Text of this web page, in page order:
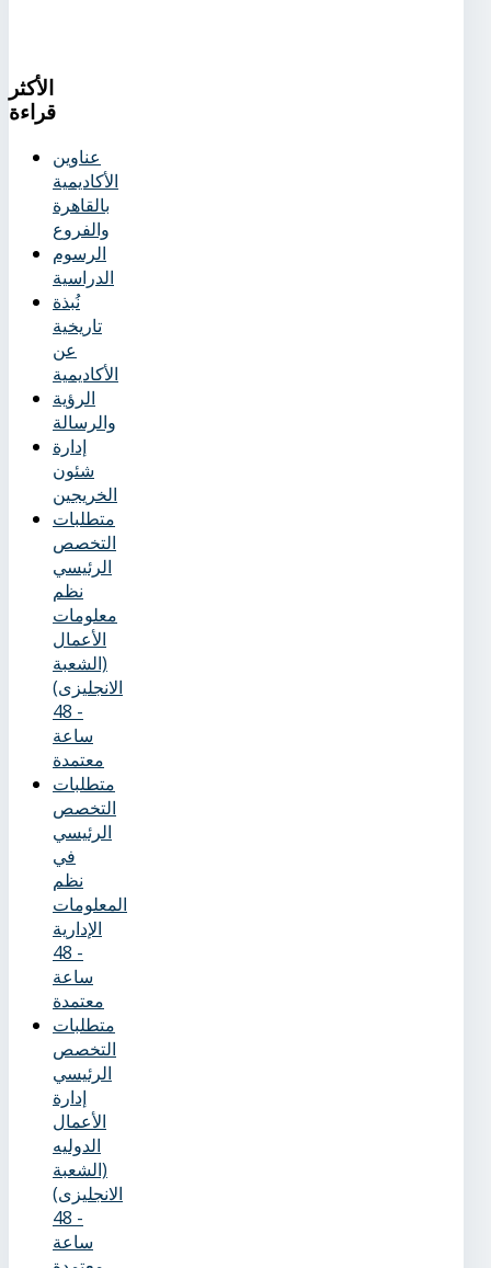
الأكثر
قراءة
عناوين
الأكاديمية
بالقاهرة
والفروع
الرسوم
الدراسية
نُبذة
تاريخية
عن
الأكاديمية
الرؤية
والرسالة
إدارة
شئون
الخريجين
متطلبات
التخصص
الرئيسي
نظم
معلومات
الأعمال
(الشعبة
الانجليزى)
- 48
ساعة
معتمدة
متطلبات
التخصص
الرئيسي
في
نظم
المعلومات
الإدارية
- 48
ساعة
معتمدة
متطلبات
التخصص
الرئيسي
إدارة
الأعمال
الدوليه
(الشعبة
الانجليزى)
- 48
ساعة